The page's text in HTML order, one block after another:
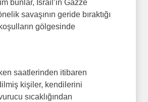
bunlar, İsrail’in Gazze
savaşının geride bıraktığı
gölgesinde
saatlerinden itibaren
kişiler, kendilerini
sıcaklığından